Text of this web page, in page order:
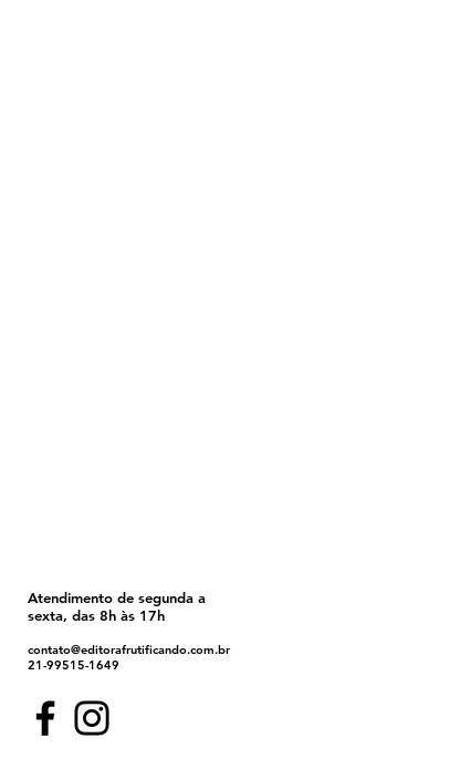
Atendimento de segunda a
sexta, das 8h às 17h
contato@editorafrutificando.com.br
21-99515-1649